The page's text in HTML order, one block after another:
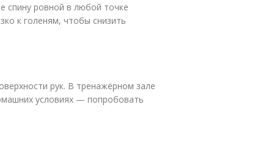
спину ровной в любой точке
к голеням, чтобы снизить
рук. В тренажёрном зале
условиях — попробовать